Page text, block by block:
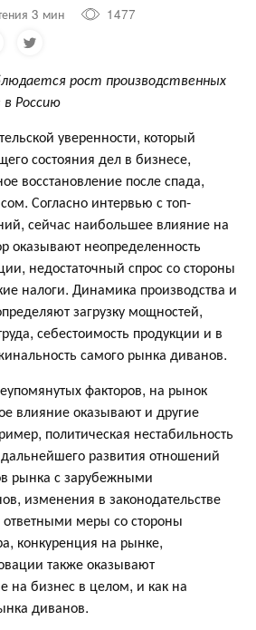
3 мин
1477
рост производственных
в Россию
уверенности, который
состояния дел в бизнесе,
восстановление после спада,
Согласно интервью с топ-
сейчас наибольшее влияние на
оказывают неопределенность
недостаточный спрос со стороны
налоги. Динамика производства и
загрузку мощностей,
себестоимость продукции и в
самого рынка диванов.
факторов, на рынок
влияние оказывают и другие
политическая нестабильность
развития отношений
рынка с зарубежными
изменения в законодательстве
ответными меры со стороны
конкуренция на рынке,
также оказывают
на бизнес в целом, и как на
диванов.